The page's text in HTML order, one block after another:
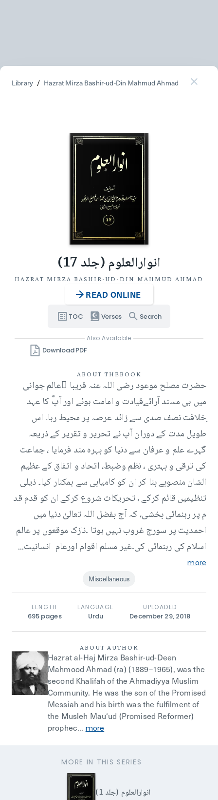
Library / Hazrat Mirza Bashir-ud-Din Mahmud Ahmad
انوارالعلوم (جلد 17)
HAZRAT MIRZA BASHIR-UD-DIN MAHMUD AHMAD
READ ONLINE
TOC Verses Search
Also Available
Download PDF
ABOUT THE BOOK
حضرت مصلح موعود رضی اللہ عنہ قریبا ًعالم جوانی
میں ہی مسند آرائےقیادت و امامت ہوئے اور آپؓ کا عہد
ِخلافت نصف صدی سے زائد عرصہ پر محیط رہا۔ اس
طویل مدت کے دوران آپ نے تحریر و تقریر کے ذریعہ
گہرے علم و عرفان سے دنیا کو بہرہ مند فرمایا ، جماعت
کی ترقی و بہتری ، نظم وضبط، اتحاد و اتفاق کے عظیم
الشان منصوبے بنا کر ان کو کامیابی سے ہمکنار کیا۔ ذیلی
تنظیمیں قائم کرکے ، تحریکات شروع کرکے ان کو قدم قد
م پر رہنمائی بخشی، کہ آج بفضل اللہ تعالیٰ دنیا میں
احمدیت پر سورج غروب نہیں ہوتا ۔نازک موقعوں پر عالم
اسلام کی رہنمائی کی۔غیر مسلم اقوام اورعام انسانیت...
more
Miscellaneous
LENGTH
695 pages
LANGUAGE
Urdu
UPLOADED
December 29, 2018
ABOUT AUTHOR
Hazrat al-Haj Mirza Bashir-ud-Deen
Mahmood Ahmad (ra) (1889–1965), was the
second Khalifah of the Ahmadiyya Muslim
Community. He was the son of the Promised
Messiah and his birth was the fulfilment of
the Musleh Mau‘ud (Promised Reformer)
prophec... more
MORE IN THIS SERIES
انوارالعلوم (جلد 1)